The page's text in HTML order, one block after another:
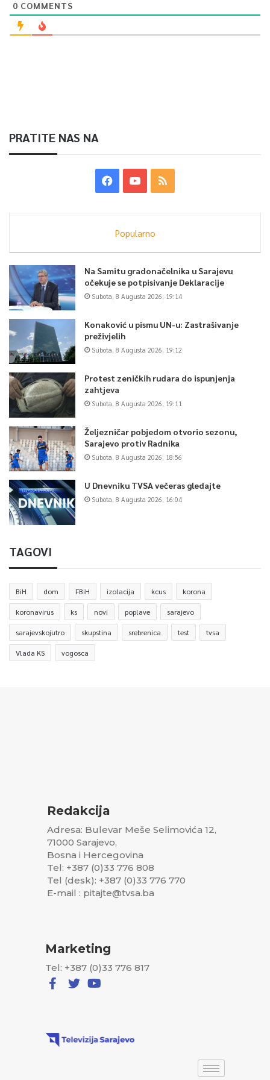
0 COMMENTS
PRATITE NAS NA
Popularno
Na Samitu gradonačelnika u Sarajevu
očekuje se potpisivanje Deklaracije
Subota, 8 Augusta 2026, 19:14
Konaković u pismu UN-u: Zastrašivanje
preživjelih
Subota, 8 Augusta 2026, 19:12
Protest zeničkih rudara do ispunjenja
zahtjeva
Subota, 8 Augusta 2026, 19:11
Željezničar pobjedom otvorio sezonu,
Sarajevo protiv Radnika
Subota, 8 Augusta 2026, 18:56
U Dnevniku TVSA večeras gledajte
Subota, 8 Augusta 2026, 16:04
TAGOVI
BiH dom FBiH izolacija kcus korona
koronavirus ks novi poplave sarajevo
sarajevskojutro skupstina srebrenica test tvsa
Vlada KS vogosca
Redakcija
Adresa: Bulevar Meše Selimovića 12,
71000 Sarajevo,
Bosna i Hercegovina
Tel: +387 (0)33 776 808
Tel (desk): +387 (0)33 776 770
E-mail : pitajte@tvsa.ba
Marketing
Tel: +387 (0)33 776 817